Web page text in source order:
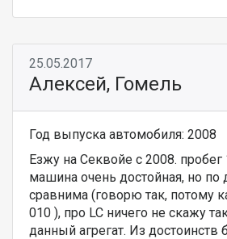
25.05.2017
Алексей, Гомель
Год выпуска автомобиля: 2008
Езжу на Секвойе с 2008.
машина очень достойная, но по
сравнима (говорю так, потому
010 ), про LC ничего не скажу
данный агрегат. Из достоинств